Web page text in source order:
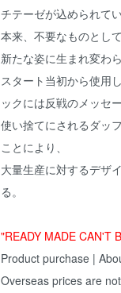
チテーゼが込められてい
本来、不要なものとし
新たな姿に生まれ変わ
スタート当初から使用
ックには反戦のメッセ
使い捨てにされるダッ
ことにより、
大量生産に対するデザ
る。
"READY MADE CAN'T
Product purchase |
Overseas prices are